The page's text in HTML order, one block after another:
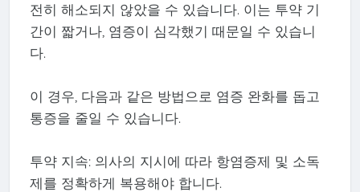
전히 해소되지 않았을 수 있습니다. 이는 투약 기
간이 짧거나, 염증이 심각했기 때문일 수 있습니
다.
이 경우, 다음과 같은 방법으로 염증 완화를 돕고
통증을 줄일 수 있습니다.
투약 지속: 의사의 지시에 따라 항염증제 및 소독
제를 정확하게 복용해야 합니다.